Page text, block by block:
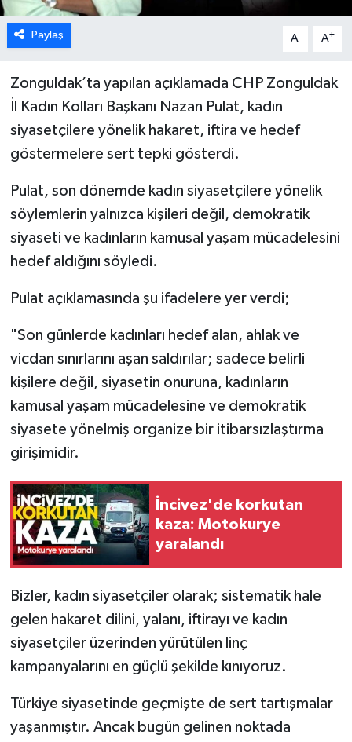
Paylaş A- A+
Zonguldak’ta yapılan açıklamada CHP Zonguldak
İl Kadın Kolları Başkanı Nazan Pulat, kadın
siyasetçilere yönelik hakaret, iftira ve hedef
göstermelere sert tepki gösterdi.
Pulat, son dönemde kadın siyasetçilere yönelik
söylemlerin yalnızca kişileri değil, demokratik
siyaseti ve kadınların kamusal yaşam mücadelesini
hedef aldığını söyledi.
Pulat açıklamasında şu ifadelere yer verdi;
"Son günlerde kadınları hedef alan, ahlak ve
vicdan sınırlarını aşan saldırılar; sadece belirli
kişilere değil, siyasetin onuruna, kadınların
kamusal yaşam mücadelesine ve demokratik
siyasete yönelmiş organize bir itibarsızlaştırma
girişimidir.
İncivez'de korkutan
kaza: Motokurye
yaralandı
Bizler, kadın siyasetçiler olarak; sistematik hale
gelen hakaret dilini, yalanı, iftirayı ve kadın
siyasetçiler üzerinden yürütülen linç
kampanyalarını en güçlü şekilde kınıyoruz.
Türkiye siyasetinde geçmişte de sert tartışmalar
yaşanmıştır. Ancak bugün gelinen noktada